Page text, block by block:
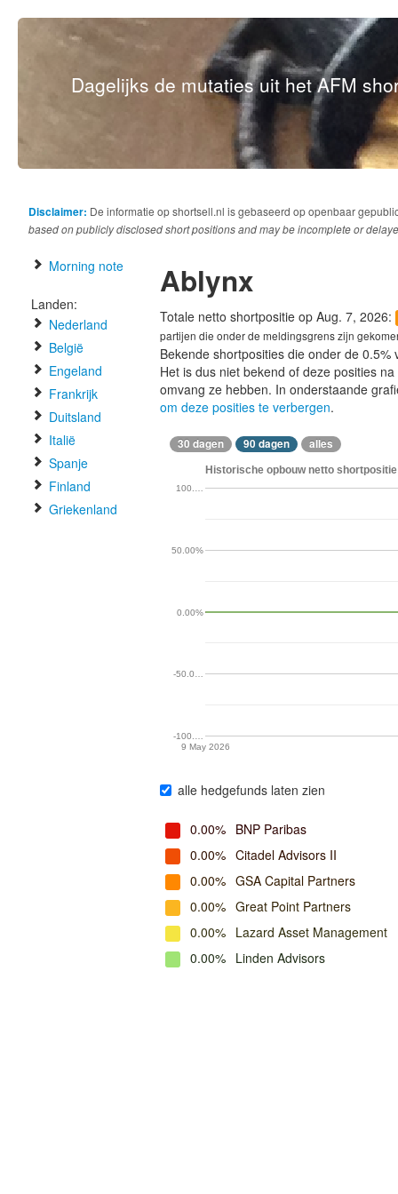
Dagelijks de mutaties uit het AFM
Disclaimer: De informatie op shortsell.nl is gebaseerd op openbaar
based on publicly disclosed short positions and may be incomplete or
Morning note
Landen:
Nederland
België
Engeland
Frankrijk
Duitsland
Italië
Spanje
Finland
Griekenland
Ablynx
Totale netto shortpositie op Aug. 7, 2026:
partijen die onder de meldingsgrens zijn
Bekende shortposities die onder de
Het is dus niet bekend of deze posities
omvang ze hebben. In onderstaande
om deze posities te verbergen.
30 dagen 90 dagen alles
Historische opbouw netto
9 May 2026
-100.…
-50.0…
0.00%
50.00%
100.…
alle hedgefunds laten zien
0.00% BNP Paribas
0.00% Citadel Advisors II
0.00% GSA Capital Partners
0.00% Great Point Partners
0.00% Lazard Asset Management
0.00% Linden Advisors